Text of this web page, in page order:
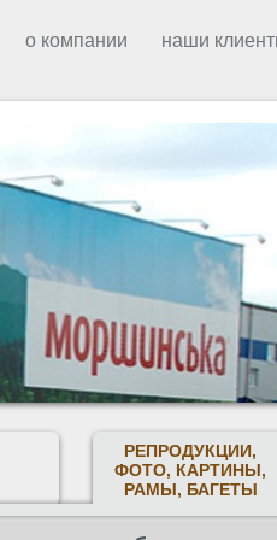
о компании наши
РЕПРОДУКЦИИ,
ФОТО, КАРТИНЫ,
РАМЫ, БАГЕТЫ